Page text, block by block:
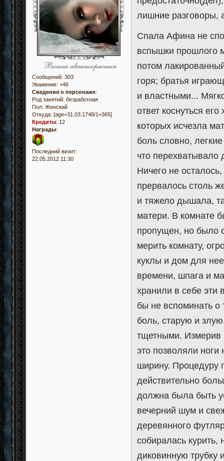
Сообщений: 303
Уважение: +46
Сведения о персонаже:
Род занятий: безработная
Пол: Женский
Откуда: [age=31.03.1748/1=365]
Кредиты: 12
Награды:
Последний визит:
22.05.2012 11:30
лишние разговоры,
Спала Афина не
вспышки прошлого
потом
горя; братья
и властными...
ответ коснуться
которых исчезла
боль словно,
что перехватывало
Ничего не
прервалось столь
и тяжело дышала,
матери. В комнате
пропущен, но было
мерить комнату,
куклы и дом для
времени, шпага и
хранили в себе эти
бы не вспоминать о
боль, старую и
тщетными. Измерив
это позволяли
ширину. Процедуру
действительно
должна была быть
вечерний шум и
деревянного
собиралась курить,
диковинную трубку